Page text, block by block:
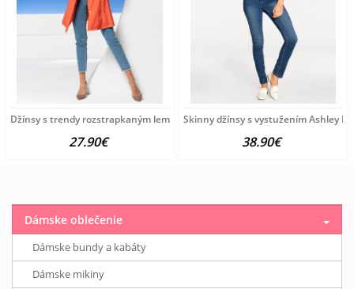
Džínsy s trendy rozstrapkaným lemom HEINE, modrobiele
27.90€
Skinny džínsy s vystužením Ashley
38.90€
Dámske oblečenie
Dámske bundy a kabáty
Dámske mikiny